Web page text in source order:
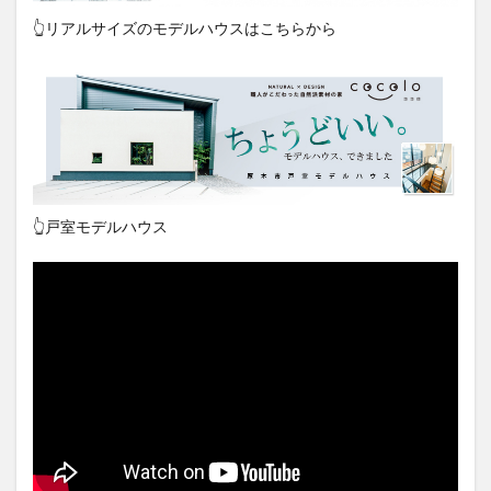
👆リアルサイズのモデルハウスはこちらから
👆戸室モデルハウス